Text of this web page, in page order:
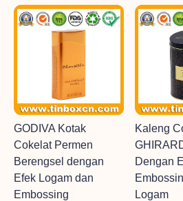
GODIVA Kotak
Cokelat Permen
Berengsel dengan
Efek Logam dan
Embossing
Kaleng
Dengan
Logam